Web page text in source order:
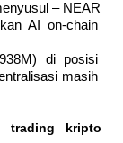
– NEAR
AI on-chain
di posisi
masih
trading kripto